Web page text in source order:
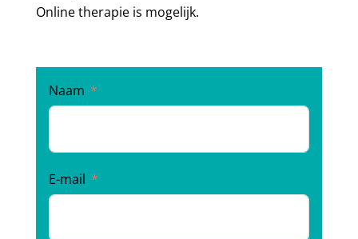
Online therapie is mogelijk.
Naam
E-mail